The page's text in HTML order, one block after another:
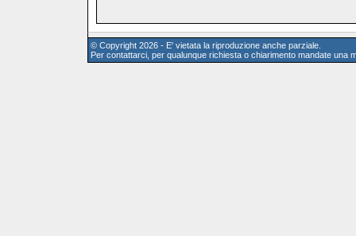
© Copyright 2026 - E' vietata la riproduzione anche parziale.
Per contattarci, per qualunque richiesta o chiarimento mandate una